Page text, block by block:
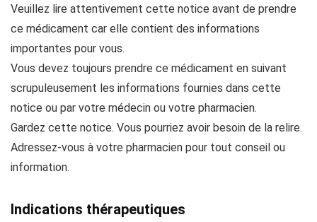
Veuillez lire attentivement cette notice avant de prendre
ce médicament car elle contient des informations
importantes pour vous.
Vous devez toujours prendre ce médicament en suivant
scrupuleusement les informations fournies dans cette
notice ou par votre médecin ou votre pharmacien.
Gardez cette notice. Vous pourriez avoir besoin de la relire.
Adressez-vous à votre pharmacien pour tout conseil ou
information.
Indications thérapeutiques